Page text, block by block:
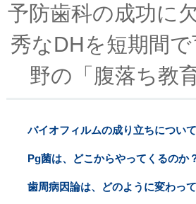
予防歯科の成功に
秀なDHを短期間
野の「腹落ち教
バイオフィルムの成り立ちについて
Pg菌は、どこからやってくるのか
歯周病因論は、どのように変わっ